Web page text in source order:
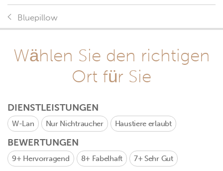
Bluepillow
Wählen Sie den richtigen
Ort für Sie
DIENSTLEISTUNGEN
W-Lan Nur Nichtraucher Haustiere erlaubt
BEWERTUNGEN
9+ Hervorragend 8+ Fabelhaft 7+ Sehr Gut